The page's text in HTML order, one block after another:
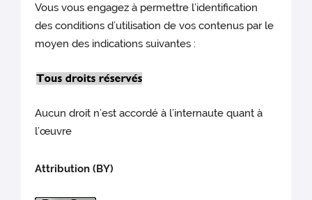
Vous vous engagez à permettre l’identification
des conditions d’utilisation de vos contenus par le
moyen des indications suivantes :
Aucun droit n’est accordé à l’internaute quant à
l’œuvre
Attribution (BY)